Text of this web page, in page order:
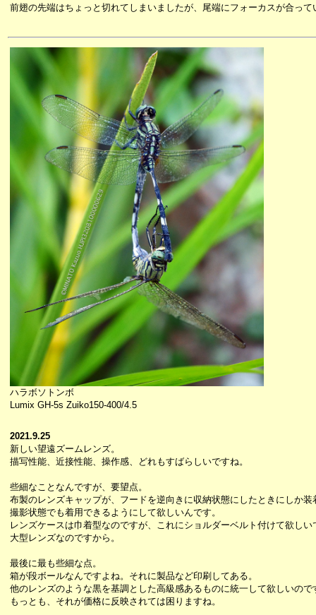
前翅の先端はちょっと切れてしまいましたが、尾端にフォーカスが合って
ハラボソトンボ
Lumix GH-5s Zuiko150-400/4.5
2021.9.25
新しい望遠ズームレンズ。
描写性能、近接性能、操作感、どれもすばらしいですね。
些細なことなんですが、要望点。
布製のレンズキャップが、フードを逆向きに収納状態にしたときにしか装
撮影状態でも着用できるようにして欲しいんです。
レンズケースは巾着型なのですが、これにショルダーベルト付けて欲しい
大型レンズなのですから。
最後に最も些細な点。
箱が段ボールなんですよね。それに製品など印刷してある。
他のレンズのような黒を基調とした高級感あるものに統一して欲しいので
もっとも、それが価格に反映されては困りますね。